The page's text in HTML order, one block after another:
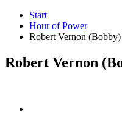
Start
Hour of Power
Robert Vernon
Robert Vernon